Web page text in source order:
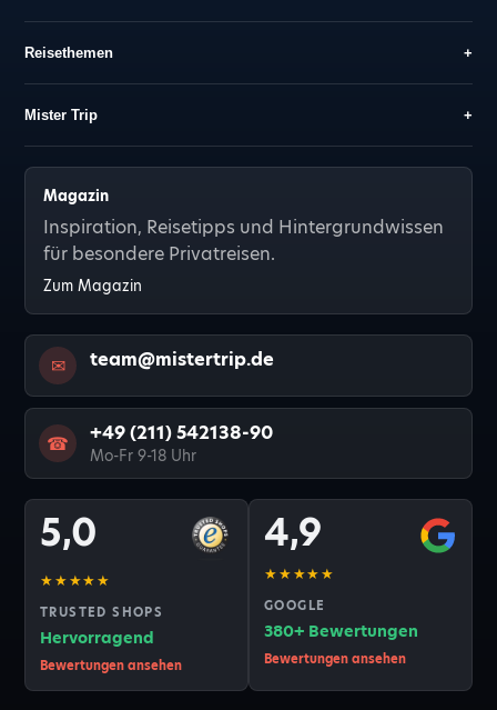
Reisethemen +
Mister Trip +
Magazin
Inspiration, Reisetipps und Hintergrundwissen
für besondere Privatreisen.
Zum Magazin
✉ team@mistertrip.de
☎ +49 (211) 542138-90
Mo-Fr 9-18 Uhr
5,0
★★★★★
TRUSTED SHOPS
Hervorragend
Bewertungen ansehen
4,9
★★★★★
GOOGLE
380+ Bewertungen
Bewertungen ansehen